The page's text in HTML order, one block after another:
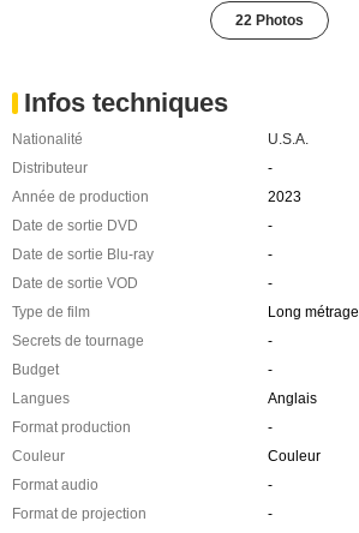
22 Photos
Infos techniques
Nationalité
U.S.A.
Distributeur
-
Année de production
2023
Date de sortie DVD
-
Date de sortie Blu-ray
-
Date de sortie VOD
-
Type de film
Long métrage
Secrets de tournage
-
Budget
-
Langues
Anglais
Format production
-
Couleur
Couleur
Format audio
-
Format de projection
-